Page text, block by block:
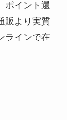
ポイント還
販より実質
ラインで在